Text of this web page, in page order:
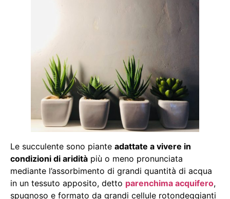
Le succulente sono piante adattate a vivere in
condizioni di aridità più o meno pronunciata
mediante l’assorbimento di grandi quantità di acqua
in un tessuto apposito, detto parenchima acquifero,
spugnoso e formato da grandi cellule rotondeggianti